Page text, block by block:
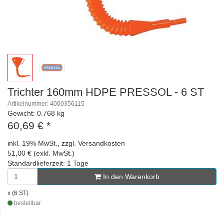
Trichter 160mm HDPE PRESSOL - 6 ST
Artikelnummer: 4000356115
Gewicht: 0.768 kg
60,69 € *
inkl. 19% MwSt., zzgl. Versandkosten
51,00 € (exkl. MwSt.)
Standardlieferzeit: 1 Tage
In den Warenkorb
x (6 ST)
bestellbar